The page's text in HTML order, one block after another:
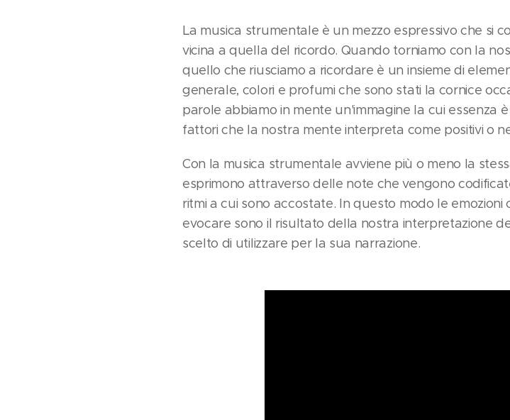
La musica strumentale è un mezzo espressivo che si
vicina a quella del ricordo. Quando torniamo con la
quello che riusciamo a ricordare è un insieme di
generale, colori e profumi che sono stati la cornice
parole abbiamo in mente un'immagine la cui essenza
fattori che la nostra mente interpreta come positivi o
Con la musica strumentale avviene più o meno la
esprimono attraverso delle note che vengono
ritmi a cui sono accostate. In questo modo le
evocare sono il risultato della nostra interpretazione
scelto di utilizzare per la sua narrazione.